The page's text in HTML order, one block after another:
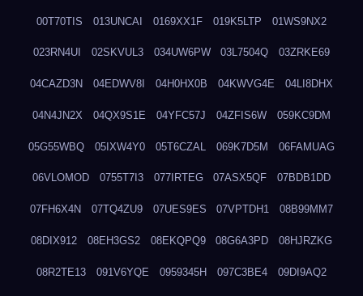
00T70TIS 013UNCAI 0169XX1F 019K5LTP 01WS9NX2
023RN4UI 02SKVUL3 034UW6PW 03L7504Q 03ZRKE69
04CAZD3N 04EDWV8I 04H0HX0B 04KWVG4E 04LI8DHX
04N4JN2X 04QX9S1E 04YFC57J 04ZFIS6W 059KC9DM
05G55WBQ 05IXW4Y0 05T6CZAL 069K7D5M 06FAMUAG
06VLOMOD 0755T7I3 077IRTEG 07ASX5QF 07BDB1DD
07FH6X4N 07TQ4ZU9 07UES9ES 07VPTDH1 08B99MM7
08DIX912 08EH3GS2 08EKQPQ9 08G6A3PD 08HJRZKG
08R2TE13 091V6YQE 0959345H 097C3BE4 09DI9AQ2